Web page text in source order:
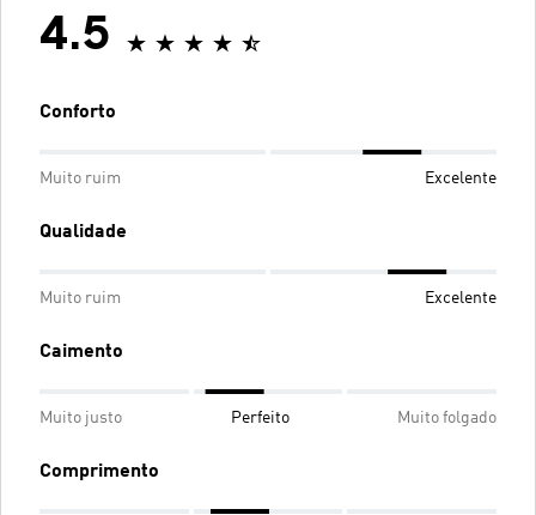
4.5
Conforto
Muito ruim Excelente
Qualidade
Muito ruim Excelente
Caimento
Muito justo Perfeito Muito folgado
Comprimento